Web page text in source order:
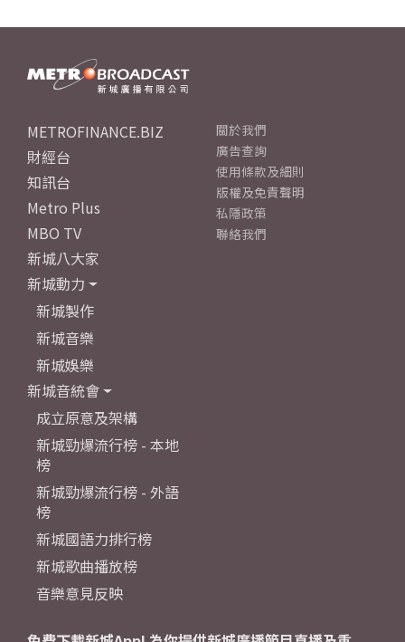
METROFINANCE.BIZ
財經台
知訊台
Metro Plus
MBO TV
新城八大家
新城動力
新城製作
新城音樂
新城娛樂
新城音統會
成立原意及架構
新城勁爆流行榜 - 本地
榜
新城勁爆流行榜 - 外語
榜
新城國語力排行榜
新城歌曲播放榜
音樂意見反映
關於我們
廣告查詢
使用條款及細則
版權及免責聲明
私隱政策
聯絡我們